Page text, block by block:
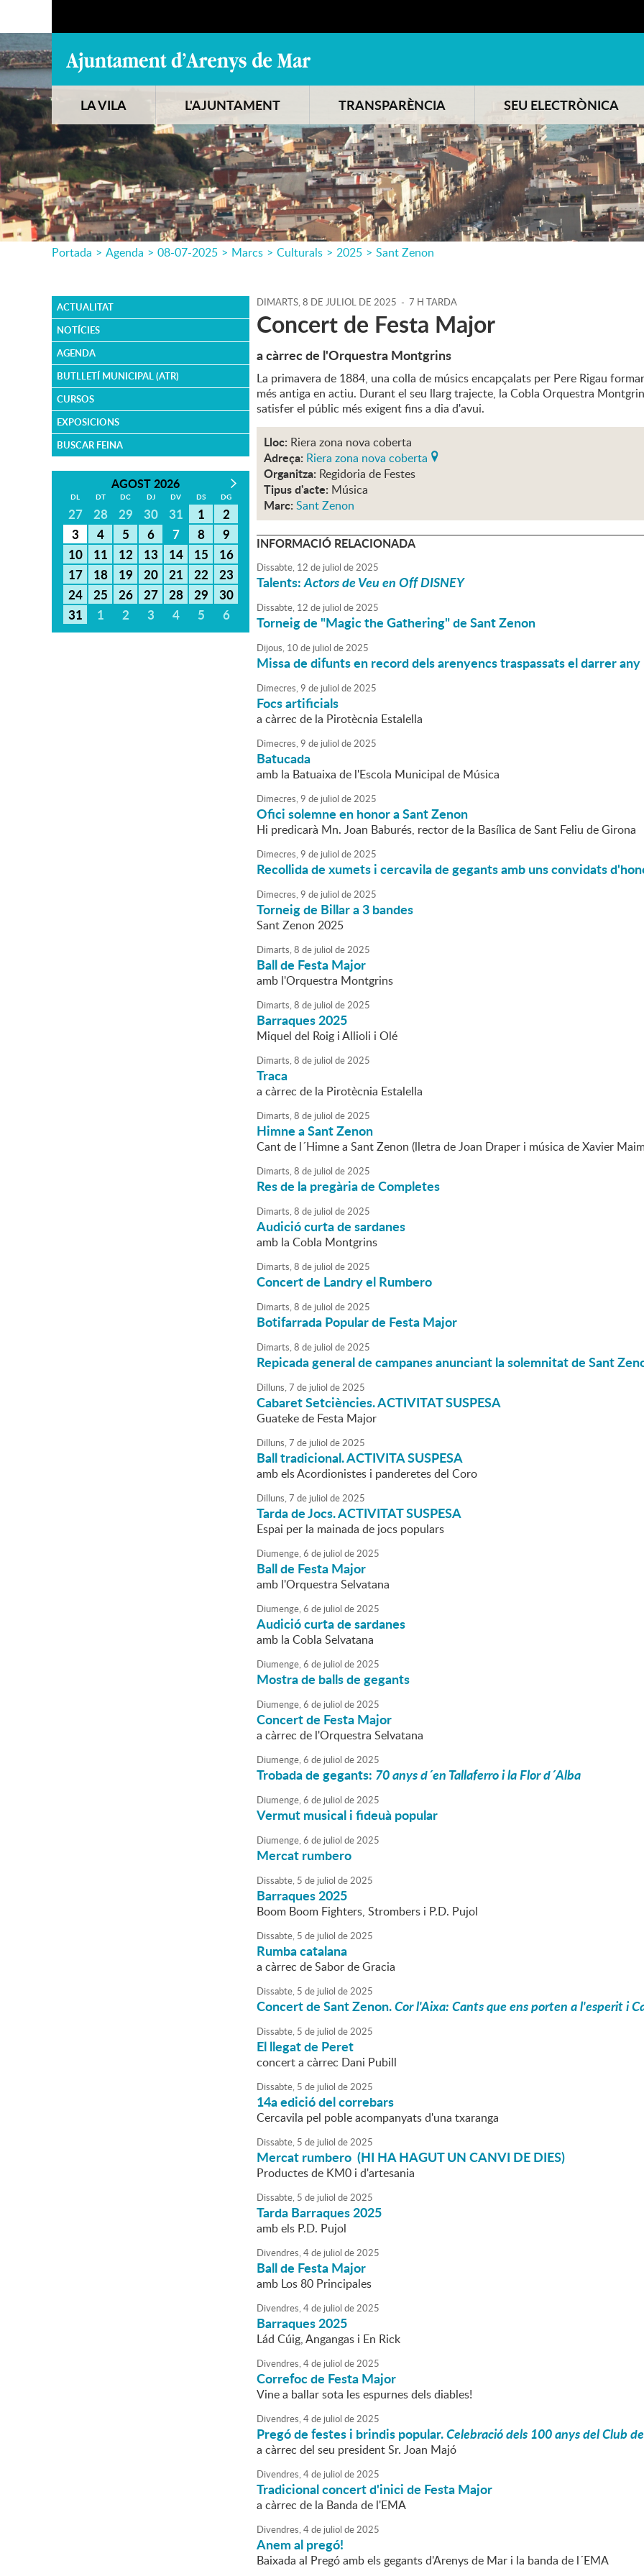
LA VILA L'AJUNTAMENT TRANSPARÈNCIA SEU ELECTRÒNICA
Portada > Agenda > 08-07-2025 > Marcs > Culturals > 2025 > Sant Zenon
ACTUALITAT
NOTÍCIES
AGENDA
BUTLLETÍ MUNICIPAL (ATR)
CURSOS
EXPOSICIONS
BUSCAR FEINA
AGOST 2026
DL DT DC DJ DV DS DG
27 28 29 30 31 1
2
3
4 5 6 7 8
9
10
11 12 13 14 15
16
17
18 19 20 21 22
23
24
25 26 27 28 29
30
31
1 2 3 4 5 6
DIMARTS,8 DE JULIOL DE 2025 - 7 H TARDA
Concert de Festa Major
a càrrec de l'Orquestra Montgrins
La primavera de 1884, una colla de músics encapçalats per Pere Rigau
més antiga en actiu. Durant el seu llarg trajecte, la Cobla Orquestra
satisfer el públic més exigent fins a dia d'avui.
Lloc: Riera zona nova coberta
Adreça: Riera zona nova coberta
Organitza: Regidoria de Festes
Tipus d'acte: Música
Marc: Sant Zenon
INFORMACIÓ RELACIONADA
Dissabte, 12 de juliol de2025
Talents:Actors de Veu en Off DISNEY
Dissabte, 12 de juliol de2025
Torneig de "Magic the Gathering" de Sant Zenon
Dijous, 10 de juliol de2025
Missa de difunts en record dels arenyencs traspassats el darrer any
Dimecres,9 de juliol de2025
Focs artificials
a càrrec de la Pirotècnia Estalella
Dimecres,9 de juliol de2025
Batucada
amb la Batuaixa de l'Escola Municipal de Música
Dimecres,9 de juliol de2025
Ofici solemne en honor a Sant Zenon
Hi predicarà Mn. Joan Baburés, rector de la Basílica de Sant Feliu de Girona
Dimecres,9 de juliol de2025
Recollida de xumets i cercavila de gegants amb uns convidats
Dimecres,9 de juliol de2025
Torneig de Billar a 3 bandes
Sant Zenon 2025
Dimarts,8 de juliol de2025
Ball de Festa Major
amb l'Orquestra Montgrins
Dimarts,8 de juliol de2025
Barraques 2025
Miquel del Roig i Allioli i Olé
Dimarts,8 de juliol de2025
Traca
a càrrec de la Pirotècnia Estalella
Dimarts,8 de juliol de2025
Himne a Sant Zenon
Cant de l´Himne a Sant Zenon (lletra de Joan Draper i música de Xavier
Dimarts,8 de juliol de2025
Res de la pregària de Completes
Dimarts,8 de juliol de2025
Audició curta de sardanes
amb la Cobla Montgrins
Dimarts,8 de juliol de2025
Concert de Landry el Rumbero
Dimarts,8 de juliol de2025
Botifarrada Popular de Festa Major
Dimarts,8 de juliol de2025
Repicada general de campanes anunciant la solemnitat de Sant
Dilluns,7 de juliol de2025
Cabaret Setciències. ACTIVITAT SUSPESA
Guateke de Festa Major
Dilluns,7 de juliol de2025
Ball tradicional. ACTIVITA SUSPESA
amb els Acordionistes i panderetes del Coro
Dilluns,7 de juliol de2025
Tarda de Jocs. ACTIVITAT SUSPESA
Espai per la mainada de jocs populars
Diumenge,6 de juliol de2025
Ball de Festa Major
amb l'Orquestra Selvatana
Diumenge,6 de juliol de2025
Audició curta de sardanes
amb la Cobla Selvatana
Diumenge,6 de juliol de2025
Mostra de balls de gegants
Diumenge,6 de juliol de2025
Concert de Festa Major
a càrrec de l'Orquestra Selvatana
Diumenge,6 de juliol de2025
Trobada de gegants: 70 anys d´en Tallaferro i la Flor d´Alba
Diumenge,6 de juliol de2025
Vermut musical i fideuà popular
Diumenge,6 de juliol de2025
Mercat rumbero
Dissabte, 5 de juliol de2025
Barraques 2025
Boom Boom Fighters, Strombers i P.D. Pujol
Dissabte, 5 de juliol de2025
Rumba catalana
a càrrec de Sabor de Gracia
Dissabte, 5 de juliol de2025
Concert de Sant Zenon.Cor l'Aixa: Cants que ens porten a l'esperit i
Dissabte, 5 de juliol de2025
El llegat de Peret
concert a càrrec Dani Pubill
Dissabte, 5 de juliol de2025
14a edició del correbars
Cercavila pel poble acompanyats d'una txaranga
Dissabte, 5 de juliol de2025
Mercat rumbero (HI HA HAGUT UN CANVI DE DIES)
Productes de KM0 i d'artesania
Dissabte, 5 de juliol de2025
Tarda Barraques 2025
amb els P.D. Pujol
Divendres,4de juliol de2025
Ball de Festa Major
amb Los 80 Principales
Divendres,4de juliol de2025
Barraques 2025
Lád Cúig, Angangas i En Rick
Divendres,4de juliol de2025
Correfoc de Festa Major
Vine a ballar sota les espurnes dels diables!
Divendres,4de juliol de2025
Pregó de festes i brindis popular.Celebració dels 100 anys del Club
a càrrec del seu president Sr. Joan Majó
Divendres,4de juliol de2025
Tradicional concert d'inici de Festa Major
a càrrec de la Banda de l'EMA
Divendres,4de juliol de2025
Anem al pregó!
Baixada al Pregó amb els gegants d'Arenys de Mar i la banda de l´EMA